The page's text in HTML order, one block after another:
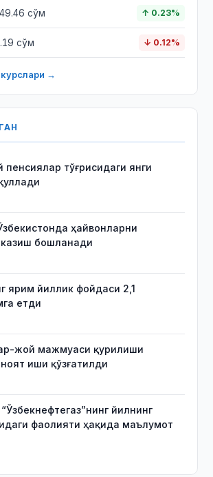
сўм ↑ 0.23%
сўм ↓ 0.12%
→
пенсиялар тўғрисидаги янги
ҳайвонларни
бошланади
ярим йиллик фойдаси 2,1
етди
жой мажмуаси қурилиши
иши қўзғатилди
йилнинг
фаолияти ҳақида маълумот